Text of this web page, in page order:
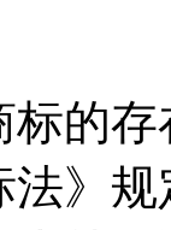
标的
法》